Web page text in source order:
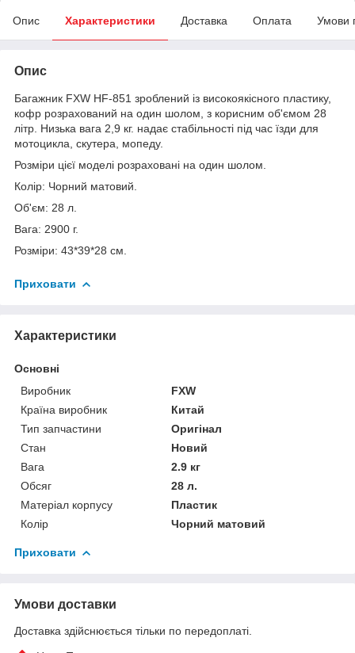
Опис Характеристики Доставка Оплата Умови
Опис
Багажник FXW HF-851 зроблений із високоякісного пластику,
кофр розрахований на один шолом, з корисним об'ємом 28
літр. Низька вага 2,9 кг. надає стабільності під час їзди для
мотоцикла, скутера, мопеду.
Розміри цієї моделі розраховані на один шолом.
Колір: Чорний матовий.
Об'єм: 28 л.
Вага: 2900 г.
Розміри: 43*39*28 см.
Приховати
Характеристики
Основні
Виробник
FXW
Країна виробник
Китай
Тип запчастини
Оригінал
Стан
Новий
Вага
2.9 кг
Обсяг
28 л.
Матеріал корпусу
Пластик
Колір
Чорний матовий
Приховати
Умови доставки
Доставка здійснюється тільки по передоплаті.